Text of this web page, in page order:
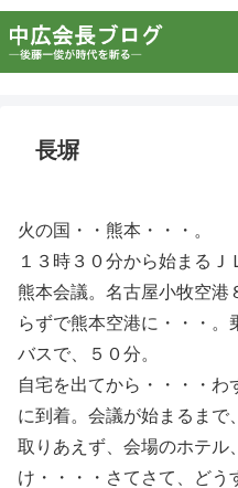
長塀
火の国・・熊本・・・。
１３時３０分から始まるＪ
熊本会議。名古屋小牧空港
らずで熊本空港に・・・。
バスで、５０分。
自宅を出てから・・・・
に到着。会議が始まるまで
取りあえず、会場のホテル
け・・・・さてさて、どう